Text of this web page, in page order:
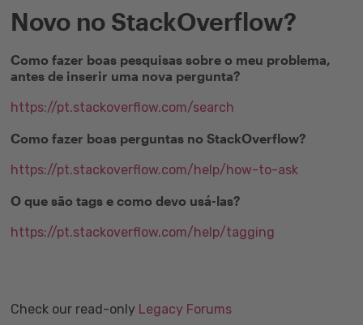
Novo no StackOverflow?
Como fazer boas pesquisas sobre o meu problema,
antes de inserir uma nova pergunta?
https://pt.stackoverflow.com/search
Como fazer boas perguntas no StackOverflow?
https://pt.stackoverflow.com/help/how-to-ask
O que são tags e como devo usá-las?
https://pt.stackoverflow.com/help/tagging
Check our read-only Legacy Forums